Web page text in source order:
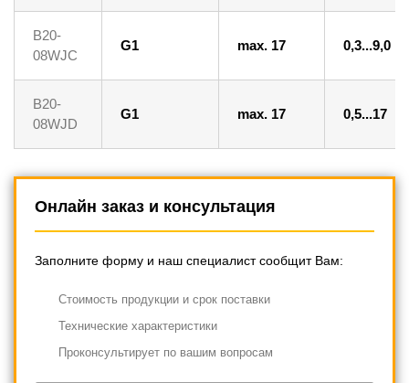
B20-
08WJC
G1 max. 17 0,3...9,0
B20-
08WJD
G1 max. 17 0,5...17
Онлайн заказ и консультация
Заполните форму и наш специалист сообщит Вам:
Cтоимость продукции и срок поставки
Технические характеристики
Проконсультирует по вашим вопросам